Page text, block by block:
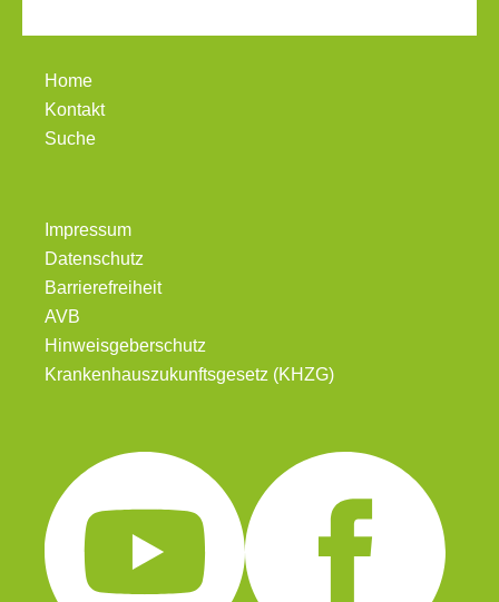
Home
Kontakt
Suche
Impressum
Datenschutz
Barrierefreiheit
AVB
Hinweisgeberschutz
Krankenhauszukunftsgesetz (KHZG)